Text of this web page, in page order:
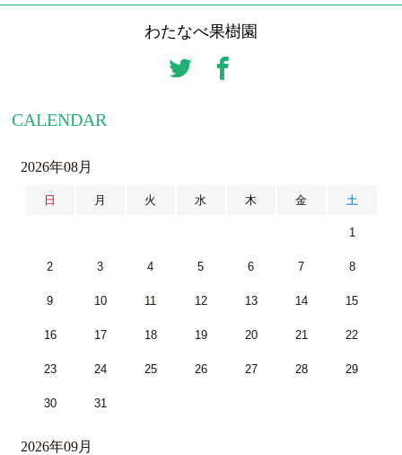
わたなべ果樹園
CALENDAR
2026年08月
日 月 火 水 木 金 土
1
2 3 4 5 6 7 8
9 10 11 12 13 14 15
16 17 18 19 20 21 22
23 24 25 26 27 28 29
30 31
2026年09月